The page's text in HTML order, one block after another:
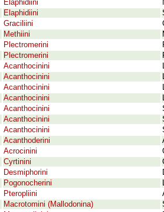
Elaphidiini
Elaphidiini
Graciliini
Methiini
Plectromerini
Plectromerini
Acanthocinini
Acanthocinini
Acanthocinini
Acanthocinini
Acanthocinini
Acanthocinini
Acanthocinini
Acanthoderini
Acrocinini
Cyrtinini
Desmiphorini
Pogonocherini
Pteropliini
Macrotomini (Mallodonina)